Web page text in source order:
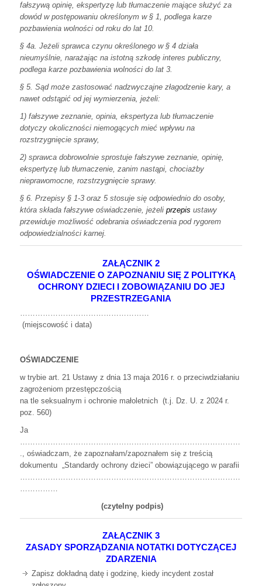
fałszywą opinię, ekspertyzę lub tłumaczenie mające służyć za
dowód w postępowaniu określonym w § 1, podlega karze
pozbawienia wolności od roku do lat 10.
§ 4a. Jeżeli sprawca czynu określonego w § 4 działa
nieumyślnie, narażając na istotną szkodę interes publiczny,
podlega karze pozbawienia wolności do lat 3.
§ 5. Sąd może zastosować nadzwyczajne złagodzenie kary, a
nawet odstąpić od jej wymierzenia, jeżeli:
1) fałszywe zeznanie, opinia, ekspertyza lub tłumaczenie
dotyczy okoliczności niemogących mieć wpływu na
rozstrzygnięcie sprawy,
2) sprawca dobrowolnie sprostuje fałszywe zeznanie, opinię,
ekspertyzę lub tłumaczenie, zanim nastąpi, chociażby
nieprawomocne, rozstrzygnięcie sprawy.
§ 6. Przepisy § 1-3 oraz 5 stosuje się odpowiednio do osoby,
która składa fałszywe oświadczenie, jeżeli przepis ustawy
przewiduje możliwość odebrania oświadczenia pod rygorem
odpowiedzialności karnej.
ZAŁĄCZNIK 2
OŚWIADCZENIE O ZAPOZNANIU SIĘ Z POLITYKĄ
OCHRONY DZIECI I ZOBOWIĄZANIU DO JEJ
PRZESTRZEGANIA
(miejscowość i data)
OŚWIADCZENIE
w trybie art. 21 Ustawy z dnia 13 maja 2016 r. o przeciwdziałaniu
zagrożeniom przestępczością
na tle seksualnym i ochronie małoletnich (t.j. Dz. U. z 2024 r.
poz. 560)
Ja
., oświadczam, że zapoznałam/zapoznałem się z treścią
dokumentu
„Standardy ochrony dzieci” obowiązującego w parafii
(czytelny podpis)
ZAŁĄCZNIK 3
ZASADY SPORZĄDZANIA NOTATKI DOTYCZĄCEJ
ZDARZENIA
Zapisz dokładną datę i godzinę, kiedy incydent został